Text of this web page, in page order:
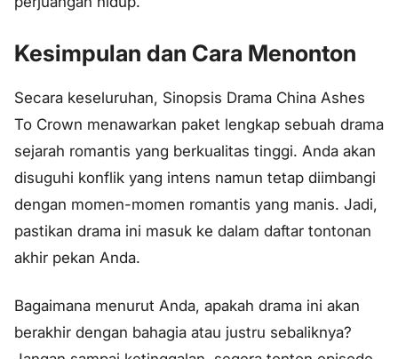
Kesimpulan dan Cara Menonton
Secara keseluruhan, Sinopsis Drama China Ashes
To Crown menawarkan paket lengkap sebuah drama
sejarah romantis yang berkualitas tinggi. Anda akan
disuguhi konflik yang intens namun tetap diimbangi
dengan momen-momen romantis yang manis. Jadi,
pastikan drama ini masuk ke dalam daftar tontonan
akhir pekan Anda.
Bagaimana menurut Anda, apakah drama ini akan
berakhir dengan bahagia atau justru sebaliknya?